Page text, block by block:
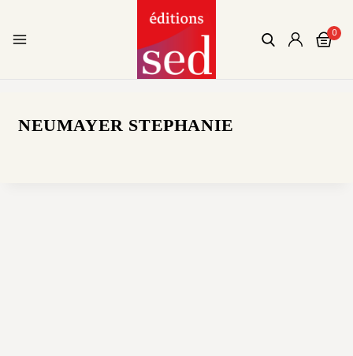
0
NEUMAYER STEPHANIE